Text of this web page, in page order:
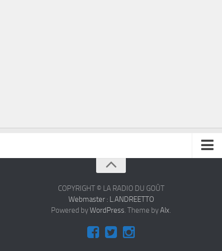
COPYRIGHT © LA RADIO DU GOÛT
Webmaster : L.ANDREETTO
Powered byWordPress. Theme byAlx.